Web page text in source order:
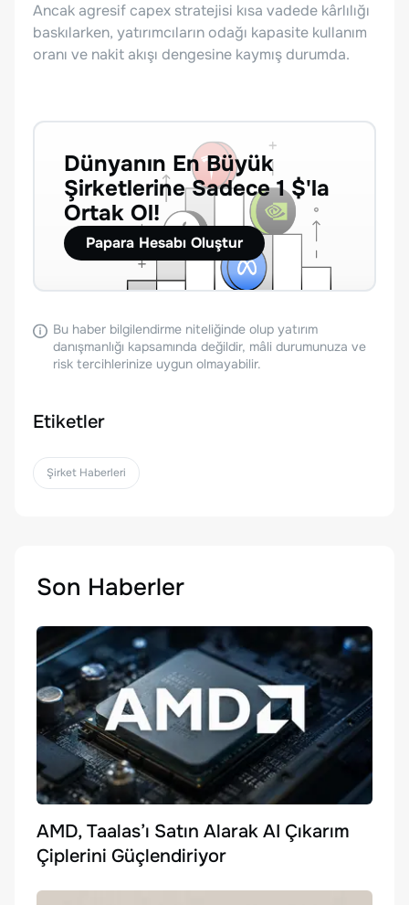
Ancak agresif capex stratejisi kısa vadede kârlılığı
baskılarken, yatırımcıların odağı kapasite kullanım
oranı ve nakit akışı dengesine kaymış durumda.
Dünyanın En Büyük
Şirketlerine Sadece 1 $'la
Ortak Ol!
Papara Hesabı Oluştur
Bu haber bilgilendirme niteliğinde olup yatırım
danışmanlığı kapsamında değildir, mâli durumunuza ve
risk tercihlerinize uygun olmayabilir.
Etiketler
Şirket Haberleri
Son Haberler
AMD, Taalas’ı Satın Alarak AI Çıkarım
Çiplerini Güçlendiriyor